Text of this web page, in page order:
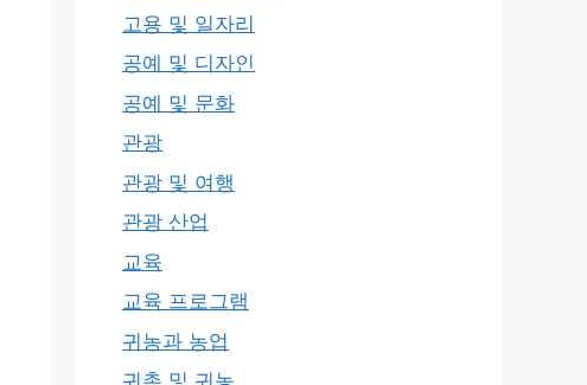
고용 및 일자리
공예 및 디자인
공예 및 문화
관광
관광 및 여행
관광 산업
교육
교육 프로그램
귀농과 농업
귀촌 및 귀농